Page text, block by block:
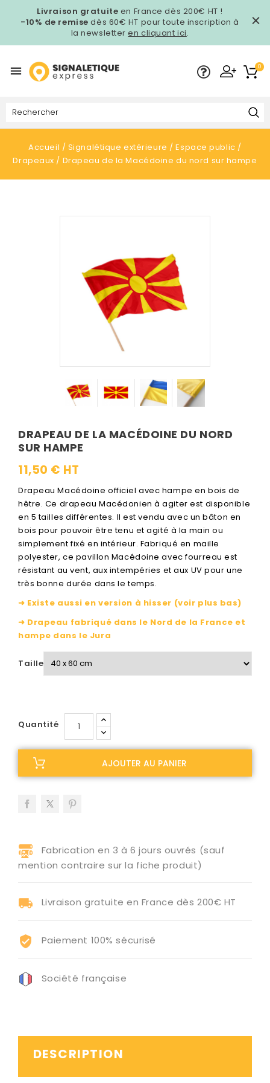
Livraison gratuite en France dès 200€ HT !
-10% de remise dès 60€ HT pour toute inscription à
la newsletteren cliquant ici.
 0
Accueil Signalétique extérieure
Espace public
Drapeaux
Drapeau de la Macédoine du nord sur hampe
DRAPEAU DE LA MACÉDOINE DU NORD
SUR HAMPE
11,50 € HT
Drapeau Macédoine officiel avec hampe en bois de
hêtre. Ce drapeau Macédonien à agiter est disponible
en 5 tailles différentes. Il est vendu avec un bâton en
bois pour pouvoir être tenu et agité à la main ou
simplement fixé en intérieur. Fabriqué en maille
polyester, ce pavillon Macédoine avec fourreau est
résistant au vent, aux intempéries et aux UV pour une
très bonne durée dans le temps.
➜ Existe aussi en version à hisser (voir plus bas)
➜ Drapeau fabriqué dans le Nord de la France et
hampe dans le Jura
Taille
Quantité
AJOUTER AU PANIER
Fabrication en 3 à 6 jours ouvrés (sauf
mention contraire sur la fiche produit)
Livraison gratuite en France dès 200€ HT
Paiement 100% sécurisé
Société française
DESCRIPTION